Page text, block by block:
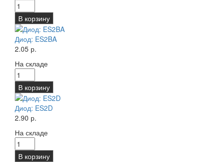
В корзину
Диод: ES2BA
2.05 р.
На складе
В корзину
Диод: ES2D
2.90 р.
На складе
В корзину